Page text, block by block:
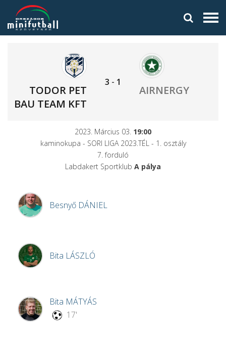
TODOR PET
BAU TEAM KFT
3 - 1
AIRNERGY
2023. Március 03. 19:00
kaminokupa - SORI LIGA 2023.TÉL - 1. osztály
7. forduló
Labdakert Sportklub A pálya
Besnyő DÁNIEL
Bita LÁSZLÓ
Bita MÁTYÁS
17'